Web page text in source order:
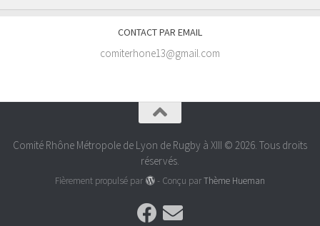
CONTACT PAR EMAIL
comiterhone13@gmail.com
Comité Rhône Métropole de Lyon de Rugby à XIII © 2026. Tous droits
réservés.
Fièrement propulsé par - Conçu parThème Hueman